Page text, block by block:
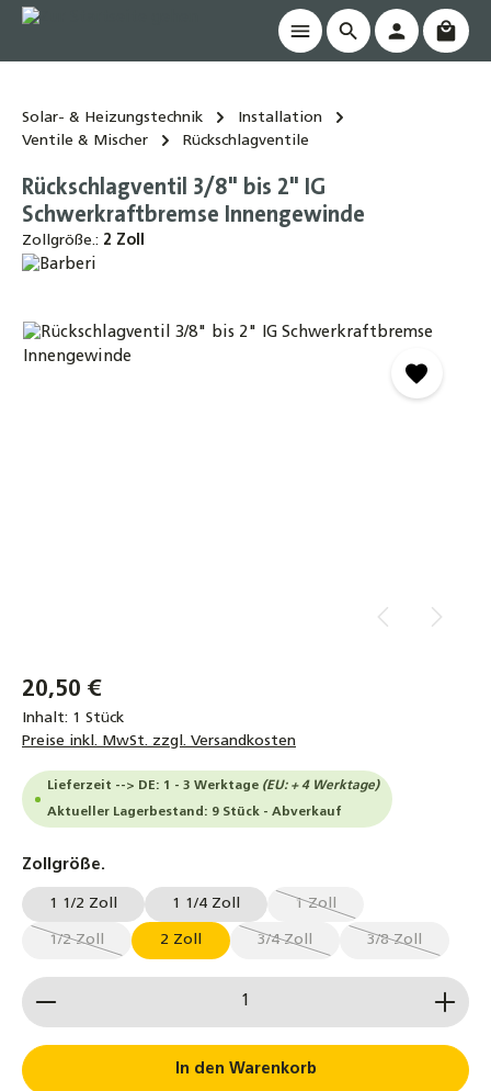
springen
Solar- & Heizungstechnik
Installation
Ventile & Mischer
Rückschlagventile
Rückschlagventil 3/8" bis 2" IG
Schwerkraftbremse Innengewinde
Zollgröße.: 2 Zoll
Bildergalerie überspringen
20,50 €
Inhalt: 1 Stück
Preise inkl. MwSt. zzgl. Versandkosten
Lieferzeit --> DE: 1 - 3 Werktage (EU: + 4 Werktage)
Aktueller Lagerbestand: 9 Stück - Abverkauf
Zollgröße.
1 1/2 Zoll 1 1/4 Zoll 1 Zoll
(Diese Option ist zurzeit
1/2 Zoll
(Diese Option ist zurzeit nicht verfügbar.)
2 Zoll 3/4 Zoll
(Diese Option ist zurzeit nicht
3/8 Zoll
(Diese
Produkt Anzahl: Gib den gewünschten Wert ein
In den Warenkorb